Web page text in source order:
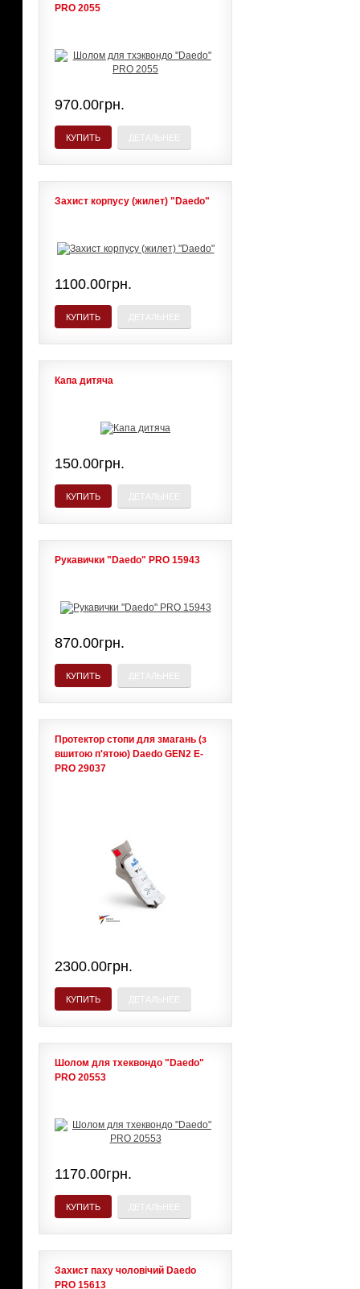
PRO 2055
970.00грн.
КУПИТЬ
Захист корпусу (жилет) "Daedo"
1100.00грн.
КУПИТЬ
Капа дитяча
150.00грн.
КУПИТЬ
Рукавички "Daedo" PRO 15943
870.00грн.
КУПИТЬ
Протектор стопи для змагань (з
вшитою п'ятою) Daedo GEN2 E-
PRO 29037
2300.00грн.
КУПИТЬ
Шолом для тхеквондо "Daedo"
PRO 20553
1170.00грн.
КУПИТЬ
Захист паху чоловічий Daedo
PRO 15613